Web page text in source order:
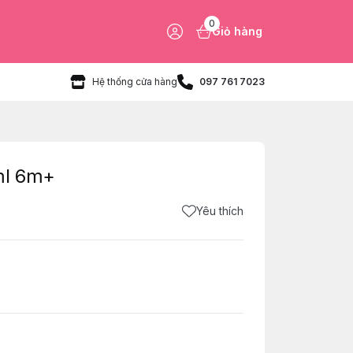
0
Giỏ hàng
Hệ thống cửa hàng 097 761 7023
6m+
Yêu thích